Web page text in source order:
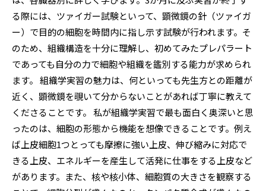
る際には、ツァイガー試験といって、顕微鏡の針（ツァイガ
ー）で目的の細胞を時間内に指し示す試験が行われます。そ
のため、組織構造を十分に理解し、初めてみたプレパラート
であっても自分の力で細胞や組織を鑑別する能力が求められ
ます。 組織学実習の魅力は、何といっても先生方との距離が
近く、顕微鏡を覗いて分からないことがあれば丁寧に教えて
くださることです。 私が組織学実習で最も面白く奥深いと思
ったのは、細胞の形態から機能を想像できることです。例え
ば上皮細胞1つとっても摩擦に強い上皮、伸び縮みに対応で
きる上皮、エネルギーを産生して活発に仕事をする上皮など
があります。また、核や核小体、細胞質の大きさを観察する